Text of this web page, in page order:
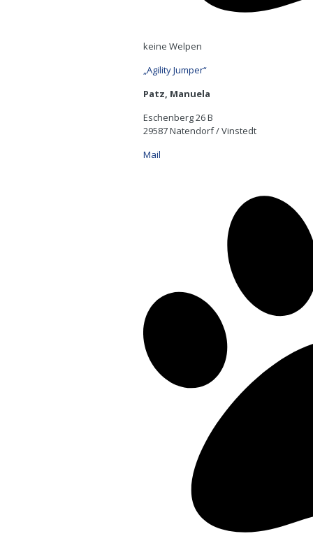
keine Welpen
„Agility Jumper“
Patz, Manuela
Eschenberg 26 B
29587 Natendorf / Vinstedt
Mail